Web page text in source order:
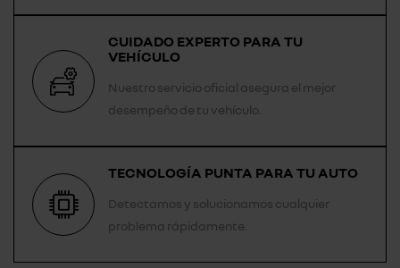
CUIDADO EXPERTO PARA TU
VEHÍCULO
Nuestro servicio oficial asegura el mejor
desempeño de tu vehículo.
TECNOLOGÍA PUNTA PARA TU AUTO
Detectamos y solucionamos cualquier
problema rápidamente.